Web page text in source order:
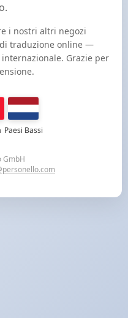
i nostri altri negozi
traduzione online —
Grazie per
Paesi Bassi
GmbH